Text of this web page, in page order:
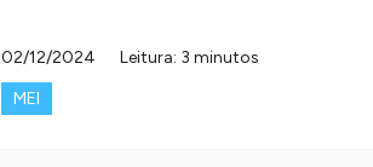
02/12/2024
Leitura: 3 minutos
MEI